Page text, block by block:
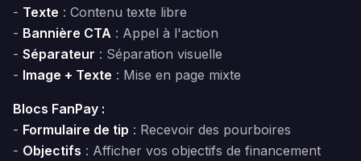
- Texte : Contenu texte libre
- Bannière CTA : Appel à l'action
- Séparateur : Séparation visuelle
- Image + Texte : Mise en page mixte
Blocs FanPay :
- Formulaire de tip : Recevoir des pourboires
- Objectifs : Afficher vos objectifs de financement